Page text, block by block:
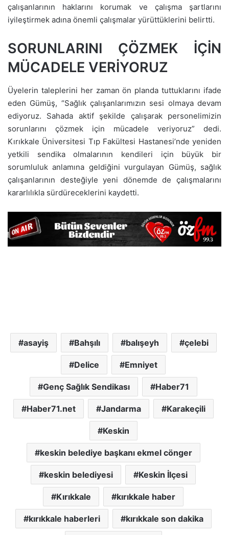
çalışanlarının haklarını korumak ve çalışma şartlarını
iyileştirmek adına önemli çalışmalar yürüttüklerini belirtti.
SORUNLARINI ÇÖZMEK İÇİN
MÜCADELE VERİYORUZ
Üyelerin taleplerini her zaman ön planda tuttuklarını ifade
eden Gümüş, “Sağlık çalışanlarımızın sesi olmaya devam
ediyoruz. Sahada aktif şekilde çalışarak personelimizin
sorunlarını çözmek için mücadele veriyoruz” dedi.
Kırıkkale Üniversitesi Tıp Fakültesi Hastanesi’nde yeniden
yetkili sendika olmalarının kendileri için büyük bir
sorumluluk anlamına geldiğini vurgulayan Gümüş, sağlık
çalışanlarının desteğiyle yeni dönemde de çalışmalarını
kararlılıkla sürdüreceklerini kaydetti.
asayiş Bahşılı balışeyh çelebi
Delice Emniyet
Genç Sağlık Sendikası Haber71
Haber71.net Jandarma Karakeçili
Keskin
keskin belediye başkanı ekmel cönger
keskin belediyesi Keskin İlçesi
Kırıkkale kırıkkale haber
kırıkkale haberleri kırıkkale son dakika